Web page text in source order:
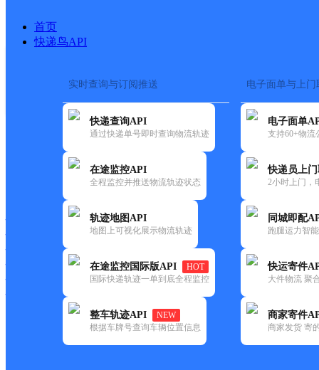
首页
快递鸟API
实时查询与订阅推送
快递查询API
通过快递单号即时查询物流轨迹
在途监控API
全程监控并推送物流轨迹状态
轨迹地图API
地图上可视化展示物流轨迹
在途监控国际版API
HOT
国际快递轨迹一单到底全程监控
整车轨迹API
NEW
根据车牌号查询车辆位置信息
电子面单与上门
电子面单
支持60+物流
快递员上
2小时上门，
同城即配
跑腿运力智
快运寄件
大件物流 聚
商家寄件
商家发货 寄
快递大全> 快递网
快运大全 快递时效
网点筛选